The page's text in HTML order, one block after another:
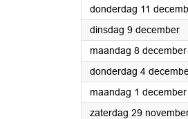
donderdag 11
dinsdag 9 december
maandag 8 december
donderdag 4
maandag 1 december
zaterdag 29